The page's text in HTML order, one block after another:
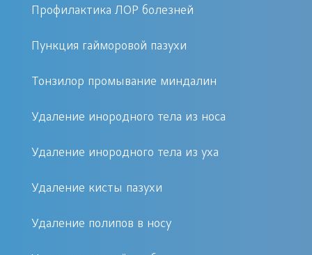
Диагностические методы и способы лечения
В диагностический и лечебный
комплекс, используемый при
входят следующие, широко
полостей носа, назначают при
подозрении на воспалительный
Профилактика ЛОР болезней
Пункция гайморовой пазухи
Тонзилор промывание миндалин
Удаление инородного тела из носа
Удаление инородного тела из уха
Удаление кисты пазухи
Удаление полипов в носу